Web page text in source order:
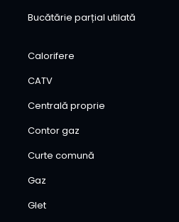
Bucătărie parțial utilată
Calorifere
CATV
Centrală proprie
Contor gaz
Curte comună
Gaz
Glet